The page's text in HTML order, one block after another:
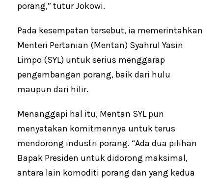
porang,” tutur Jokowi.
Pada kesempatan tersebut, ia memerintahkan
Menteri Pertanian (Mentan) Syahrul Yasin
Limpo (SYL) untuk serius menggarap
pengembangan porang, baik dari hulu
maupun dari hilir.
Menanggapi hal itu, Mentan SYL pun
menyatakan komitmennya untuk terus
mendorong industri porang. “Ada dua pilihan
Bapak Presiden untuk didorong maksimal,
antara lain komoditi porang dan yang kedua